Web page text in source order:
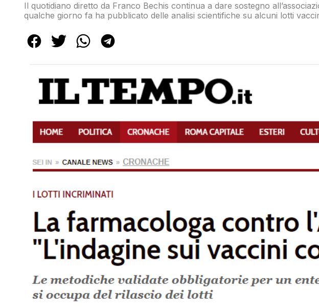
Il quotidiano diretto da Franco Bechis continua a dare sostegno
qualche giorno fa ha pubblicato delle analisi scientifiche su alcuni lotti
che le analisi condotte da Corvelva sono scientificamente corrette